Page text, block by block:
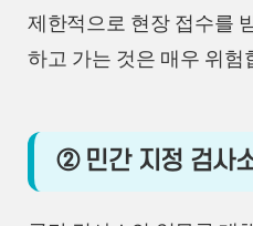
제한적으로 현장 접수를
하고 가는 것은 매우 위험
② 민간 지정 검사